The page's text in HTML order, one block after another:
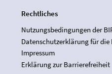
Rechtliches
Nutzungsbedingungen der
Datenschutzerklärung für die
Impressum
Erklärung zur Barrierefreiheit